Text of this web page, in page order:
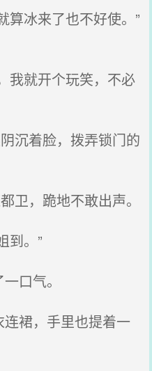
冰来了也不好使。”
我就开个玩笑，不必
沉着脸，拨弄锁门的
卫，跪地不敢出声。
到。”
口气。
裙，手里也提着一